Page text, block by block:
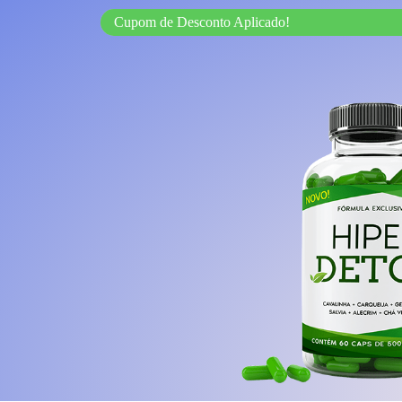
Cupom de Desconto Aplicado!